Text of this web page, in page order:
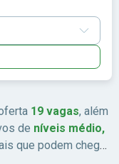
19 vagas, além
de níveis médio,
que podem chegar